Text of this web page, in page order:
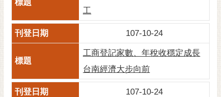
工
107-10-24
工商登記家數、年稅收穩定成長
台南經濟大步向前
107-10-24